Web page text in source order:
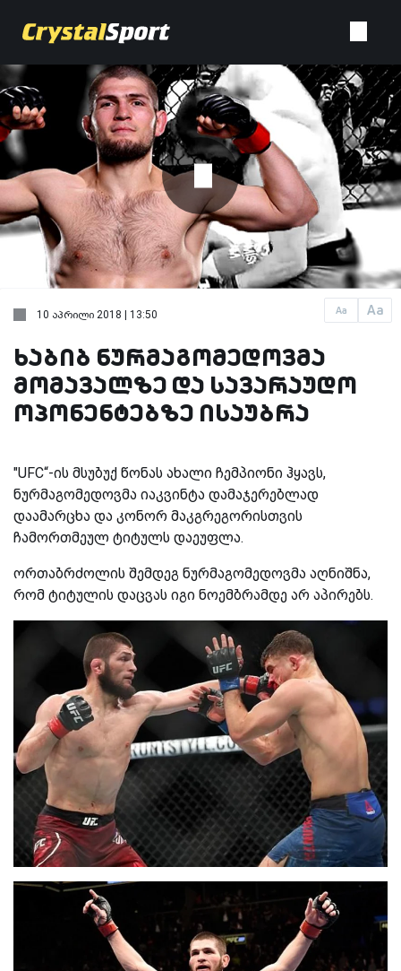
Aa Aa
10 აპრილი 2018 | 13:50
ხაბიბ ნურმაგომედოვმა
მომავალზე და სავარაუდო
ოპონენტებზე ისაუბრა
"UFC“-ის მსუბუქ წონას ახალი ჩემპიონი ჰყავს,
ნურმაგომედოვმა იაკვინტა დამაჯერებლად
დაამარცხა და კონორ მაკგრეგორისთვის
ჩამორთმეულ ტიტულს დაეუფლა.
ორთაბრძოლის შემდეგ ნურმაგომედოვმა აღნიშნა,
რომ ტიტულის დაცვას იგი ნოემბრამდე არ აპირებს.